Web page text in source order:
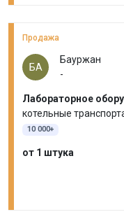
Продажа
БА
Бауржан
-
Лабораторное
10 000+
от 1 штука